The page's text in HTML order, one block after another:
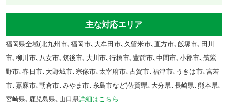
主な対応エリア
福岡県全域(北九州市､福岡市､大牟田市､久留米市､直方市､飯塚市､田川
市､柳川市､八女市､筑後市､大川市､行橋市､豊前市､中間市､小郡市､筑紫
野市､春日市､大野城市､宗像市､太宰府市､古賀市､福津市､うきは市､宮若
市､嘉麻市､朝倉市､みやま市､糸島市など)佐賀県､大分県､長崎県､熊本県､
宮崎県､鹿児島県､山口県詳細はこちら